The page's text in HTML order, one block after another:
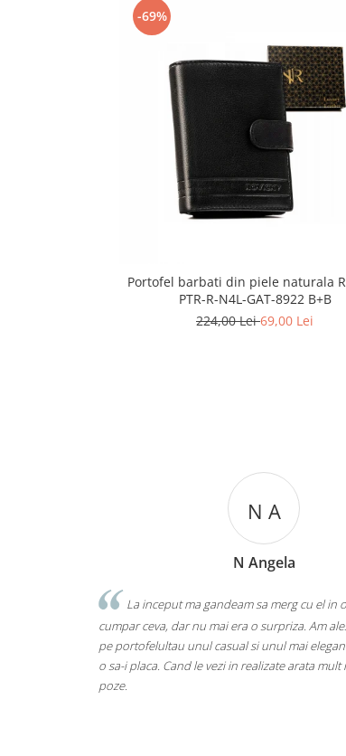
-69%
Portofel barbati din piele naturala
PTR-R-N4L-GAT-8922 B+B
224,00 Lei69,00 Lei
P M
Petcu Mihaela
Eu in general "stau la panda" cand vine
Incerc sa-mi aduc aminte daca a spus ca-i
de greu cu cadourile pentru barbati. Anul
avea portofelul cam uzat si am zis sa comand
arata bine si e si super la pret. Abia astept sa